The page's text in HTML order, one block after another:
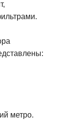
метро.